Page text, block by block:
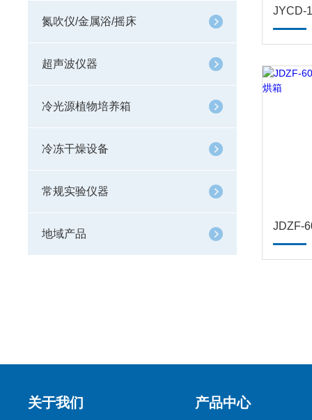
氮吹仪/金属浴/摇床
超声波仪器
冷光源植物培养箱
冷冻干燥设备
常规实验仪器
地域产品
关于我们 产品中心